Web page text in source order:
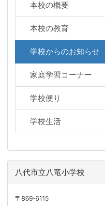
本校の概要
本校の教育
学校からのお知らせ
家庭学習コーナー
学校便り
学校生活
八代市立八竜小学校
〒869‐6115